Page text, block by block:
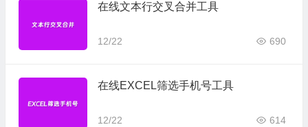
在线文本行交叉合并工具
12/22 690
在线EXCEL筛选手机号工具
12/22 614